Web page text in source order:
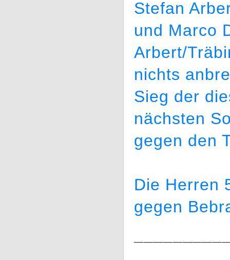
Stefan
und Marco
Arbert/
nichts
Sieg der
nächsten
gegen den
Die Herren
gegen